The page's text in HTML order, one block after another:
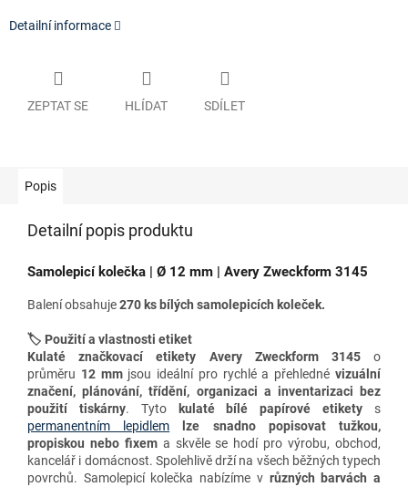
Detailní informace
ZEPTAT SE HLÍDAT SDÍLET
Popis
Detailní popis produktu
Samolepicí kolečka | Ø 12 mm | Avery Zweckform 3145
Balení obsahuje270 ks bílých samolepicích koleček.
🏷️ Použití a vlastnosti etiket
Kulaté značkovací etikety Avery Zweckform 3145o
průměru 12 mmjsou ideální pro rychlé a přehledné vizuální
značení, plánování, třídění, organizaci a inventarizaci
bez
použití tiskárny. Tyto kulaté bílé papírové etikety s
permanentním lepidlem
lze snadno popisovat tužkou,
propiskou nebo fixem a skvěle se hodí pro výrobu, obchod,
kancelář i domácnost. Spolehlivě drží na všech běžných typech
povrchů. Samolepicí kolečka nabízíme v různých barvách a